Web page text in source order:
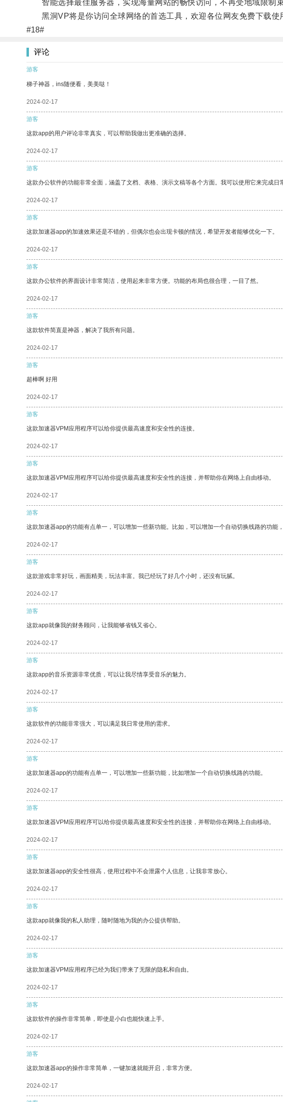
智能选择最佳服务器，实现海量网站的畅快访问，不再受地域限制束
黑洞VP将是你访问全球网络的首选工具，欢迎各位网友免费下载使
#18#
评论
游客
梯子神器，ins随便看，美美哒！
2024-02-17
游客
这款app的用户评论非常真实，可以帮助我做出更准确的选择。
2024-02-17
游客
这款办公软件的功能非常全面，涵盖了文档、表格、演示文稿等各个方面。我可以使用它来完成日
2024-02-17
游客
这款加速器app的加速效果还是不错的，但偶尔也会出现卡顿的情况，希望开发者能够优化一下。
2024-02-17
游客
这款办公软件的界面设计非常简洁，使用起来非常方便。功能的布局也很合理，一目了然。
2024-02-17
游客
这款软件简直是神器，解决了我所有问题。
2024-02-17
游客
超棒啊 好用
2024-02-17
游客
这款加速器VPM应用程序可以给你提供最高速度和安全性的连接。
2024-02-17
游客
这款加速器VPM应用程序可以给你提供最高速度和安全性的连接，并帮助你在网络上自由移动。
2024-02-17
游客
这款加速器app的功能有点单一，可以增加一些新功能。比如，可以增加一个自动切换线路的功能
2024-02-17
游客
这款游戏非常好玩，画面精美，玩法丰富。我已经玩了好几个小时，还没有玩腻。
2024-02-17
游客
这款app就像我的财务顾问，让我能够省钱又省心。
2024-02-17
游客
这款app的音乐资源非常优质，可以让我尽情享受音乐的魅力。
2024-02-17
游客
这款软件的功能非常强大，可以满足我日常使用的需求。
2024-02-17
游客
这款加速器app的功能有点单一，可以增加一些新功能，比如增加一个自动切换线路的功能。
2024-02-17
游客
这款加速器VPM应用程序可以给你提供最高速度和安全性的连接，并帮助你在网络上自由移动。
2024-02-17
游客
这款加速器app的安全性很高，使用过程中不会泄露个人信息，让我非常放心。
2024-02-17
游客
这款app就像我的私人助理，随时随地为我的办公提供帮助。
2024-02-17
游客
这款加速器VPM应用程序已经为我们带来了无限的隐私和自由。
2024-02-17
游客
这款软件的操作非常简单，即使是小白也能快速上手。
2024-02-17
游客
这款加速器app的操作非常简单，一键加速就能开启，非常方便。
2024-02-17